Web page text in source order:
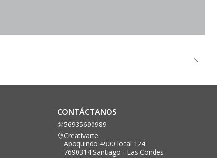
CONTÁCTANOS
56935690989
Creativarte
Apoquindo 4900 local 124
7690314 Santiago - Las Condes